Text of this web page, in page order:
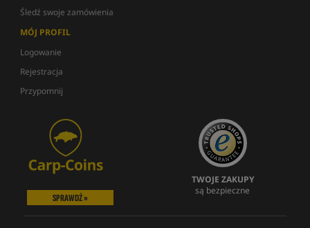
Śledź swoje zamówienia
MÓJ PROFIL
Logowanie
Rejestracja
Przypomnij
SPRAWDŹ »
TWOJE ZAKUPY
są bezpieczne